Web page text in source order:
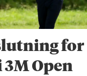
for
Open